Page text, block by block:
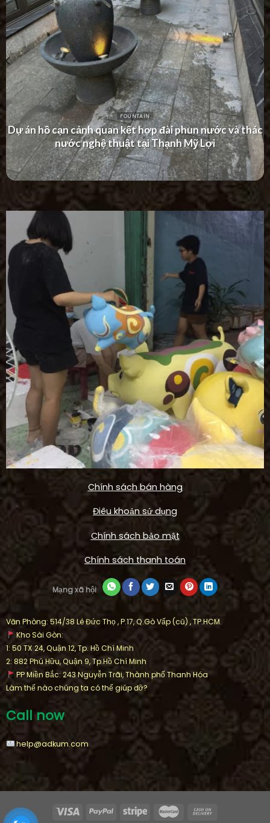
FOUNTAIN
Dự án thác nước tường hiện đại tại Khu Dân Cư Hà Đô
Villa
Chính sách bán hàng
Điêu khoản sử dụng
Chính sách bảo mật
Chính sách thanh toán
Mạng xã hội
Văn Phòng: 514/38 Lê Đức Thọ , P.17, Q.Gò Vấp (cũ) , TP.HCM.
Kho Sài Gòn:
1: 50 TX 24, Quận 12, Tp. Hồ Chí Minh
2: 882 Phú Hữu, Quận 9, Tp.Hồ Chí Minh
PP Miền Bắc: 243 Nguyễn Trãi, Thành phố Thanh Hóa
Làm thế nào chúng ta có thể giúp đỡ?
Call now
help@adkum.com